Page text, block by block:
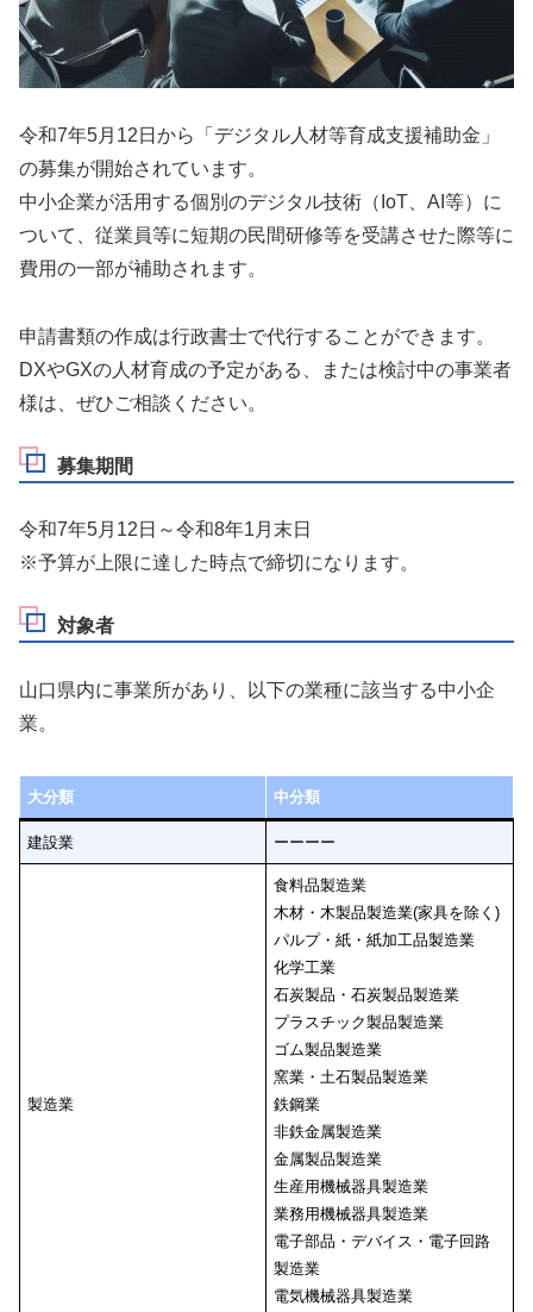
令和7年5月12日から「デジタル人材等育成支援補助金」
の募集が開始されています。
中小企業が活用する個別のデジタル技術（IoT、AI等）に
ついて、従業員等に短期の民間研修等を受講させた際等に
費用の一部が補助されます。
申請書類の作成は行政書士で代行することができます。
DXやGXの人材育成の予定がある、または検討中の事業者
様は、ぜひご相談ください。
募集期間
令和7年5月12日～令和8年1月末日
※予算が上限に達した時点で締切になります。
対象者
山口県内に事業所があり、以下の業種に該当する中小企
業。
大分類 中分類
建設業 ーーーー
製造業
食料品製造業
木材・木製品製造業(家具を除く)
パルプ・紙・紙加工品製造業
化学工業
石炭製品・石炭製品製造業
プラスチック製品製造業
ゴム製品製造業
窯業・土石製品製造業
鉄鋼業
非鉄金属製造業
金属製品製造業
生産用機械器具製造業
業務用機械器具製造業
電子部品・デバイス・電子回路
製造業
電気機械器具製造業